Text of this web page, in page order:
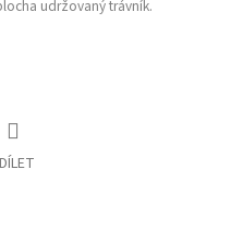
udržovaný trávník.